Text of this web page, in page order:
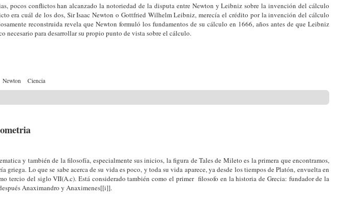
pocos conflictos han alcanzado la notoriedad de la disputa entre Newton y Leibniz sobre la invención del cálculo
era cuál de los dos, Sir Isaac Newton o Gottfried Wilhelm Leibniz, merecía el crédito por la invención del cálculo
reconstruida revela que Newton formuló los fundamentos de su cálculo en 1666, años antes de que Leibniz
necesario para desarrollar su propio punto de vista sobre el cálculo.
Newton Ciencia
y también de la filosofía, especialmente sus inicios, la figura de Tales de Mileto es la primera que encontramos,
griega. Lo que se sabe acerca de su vida es poco, y toda su vida aparece, ya desde los tiempos de Platón, envuelta en
tercio del siglo VII(A.c). Está considerado también como el primer filosofo en la historia de Grecia: fundador de la
Anaximandro y Anaximenes[[i]].